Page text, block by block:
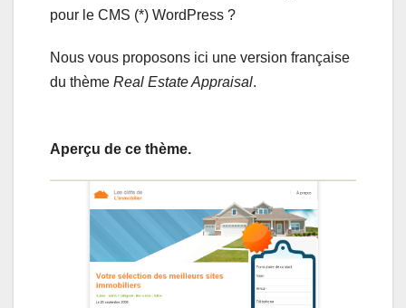
pour le CMS (*) WordPress ?
Nous vous proposons ici une version française
du thème Real Estate Appraisal.
Aperçu de ce thème.